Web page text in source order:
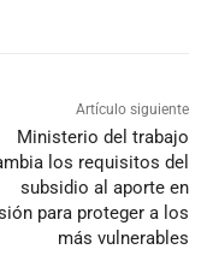
Artículo siguiente
Ministerio del trabajo
los requisitos del
subsidio al aporte en
para proteger a los
más vulnerables